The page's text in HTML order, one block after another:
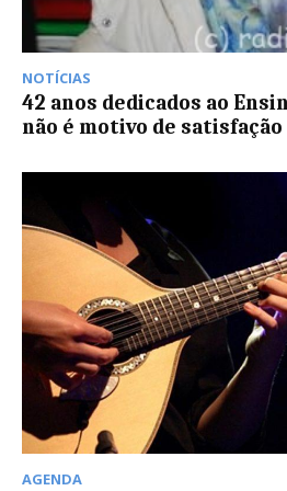
NOTÍCIAS
42 anos dedicados ao
não é motivo de
AGENDA